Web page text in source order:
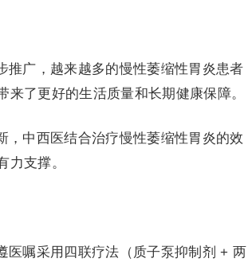
推广，越来越多的慢性萎缩性胃炎患者
了更好的生活质量和长期健康保障。
，中西医结合治疗慢性萎缩性胃炎的效
力支撑。
医嘱采用四联疗法（质子泵抑制剂 + 两